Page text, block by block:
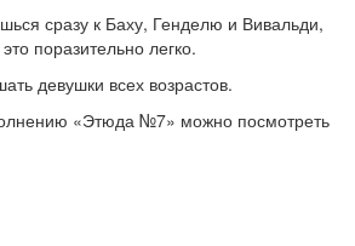
сразу к Баху, Генделю и Вивальди,
поразительно легко.
девушки всех возрастов.
«Этюда №7» можно посмотреть